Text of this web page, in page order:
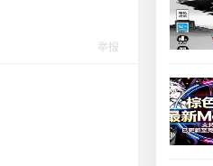
举报